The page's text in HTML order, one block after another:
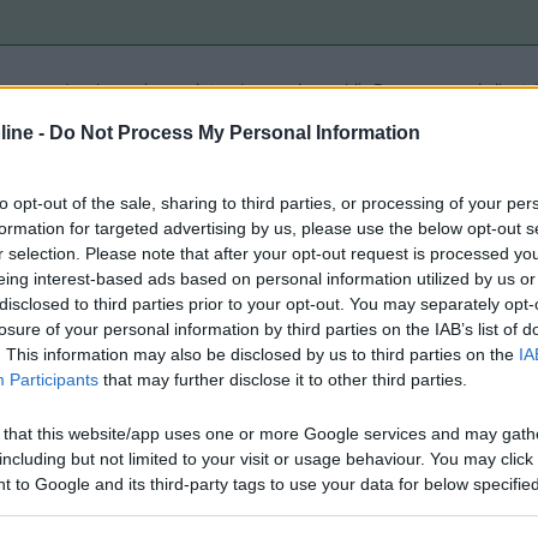
- Do Not Process My Personal Information
opt-out of the sale, sharing to third parties, or processing of your
for targeted advertising by us, please use the below opt-out
selection. Please note that after your opt-out request is processed
interest-based ads based on personal information utilized by us
to third parties prior to your opt-out. You may separately
of your personal information by third parties on the IAB’s list of
This information may also be disclosed by us to third parties on the
Participants that may further disclose it to other third parties.
that this website/app uses one or more Google services and may
but not limited to your visit or usage behaviour. You may
to Google and its third-party tags to use your data for below
pseudo-oleose (come intendevano i vecchi). Dannoso per i
dato però con criterio da chi conosce i camper...
Per fortuna siamo stati un po' scettici sul consiglio ricevuto.
settimana fa di questa cosa, dice che si chiama proprio
anni.